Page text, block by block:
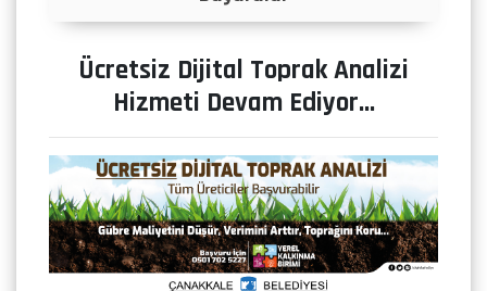
Ücretsiz Dijital Toprak Analizi
Hizmeti Devam Ediyor…